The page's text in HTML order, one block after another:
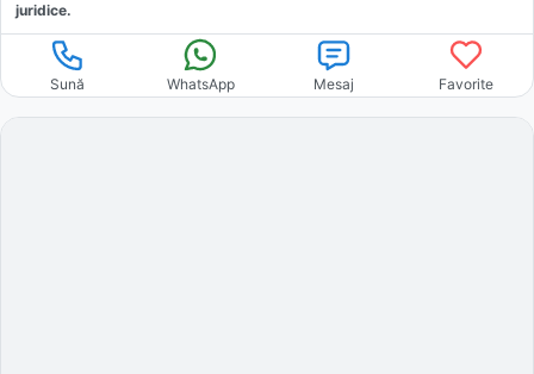
juridice.
Sună WhatsApp Mesaj Favorite